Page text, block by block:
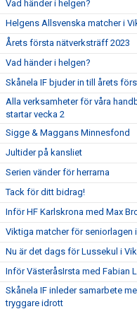
Vad händer i helgen?
Helgens Allsvenska matcher i
Årets första nätverksträff 2023
Vad händer i helgen?
Skånela IF bjuder in till årets
Alla verksamheter för våra
startar vecka 2
Sigge & Maggans Minnesfond
Jultider på kansliet
Serien vänder för herrarna
Tack för ditt bidrag!
Inför HF Karlskrona med Max
Viktiga matcher för seniorlagen
Nu är det dags för Lussekul i
Inför VästeråsIrsta med Fabian
Skånela IF inleder samarbete
tryggare idrott